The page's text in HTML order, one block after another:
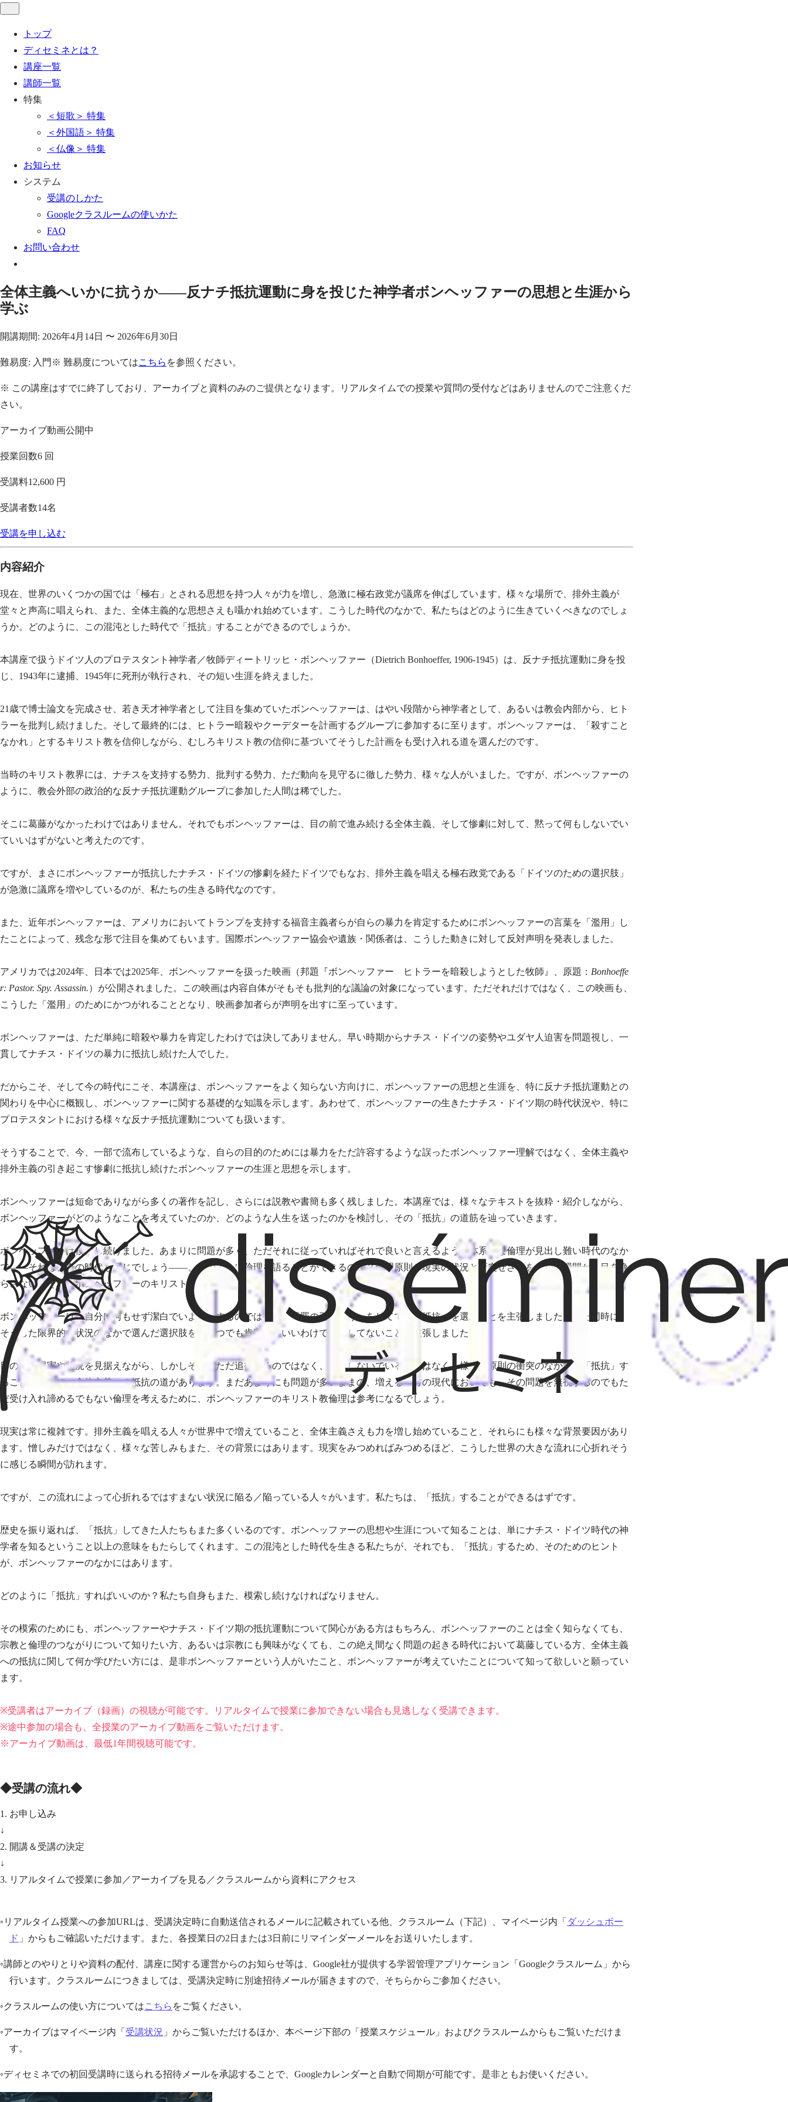
トップ
ディセミネとは？
講座一覧
講師一覧
特集
＜短歌＞ 特集
＜外国語＞ 特集
＜仏像＞ 特集
お知らせ
システム
受講のしかた
Googleクラスルームの使いかた
FAQ
お問い合わせ
全体主義へいかに抗うか——反ナチ抵抗運動に身を投じた神学者ボンヘッファーの思想と生涯から
学ぶ
開講期間: 2026年4月14日 〜 2026年6月30日
難易度: 入門 ※ 難易度についてはこちら を参照ください。
※ この講座はすでに終了しており、アーカイブと資料のみのご提供となります。リアルタイムでの授業や質問の受付などはありませんのでご注意くだ
さい。
アーカイブ動画公開中
授業回数6 回
受講料12,600 円
受講者数14名
受講を申し込む
内容紹介
現在、世界のいくつかの国では「極右」とされる思想を持つ人々が力を増し、急激に極右政党が議席を伸ばしています。様々な場所で、排外主義が
堂々と声高に唱えられ、また、全体主義的な思想さえも囁かれ始めています。こうした時代のなかで、私たちはどのように生きていくべきなのでしょ
うか。どのように、この混沌とした時代で「抵抗」することができるのでしょうか。
本講座で扱うドイツ人のプロテスタント神学者／牧師ディートリッヒ・ボンヘッファー（Dietrich Bonhoeffer, 1906-1945）は、反ナチ抵抗運動に身を投
じ、1943年に逮捕、1945年に死刑が執行され、その短い生涯を終えました。
21歳で博士論文を完成させ、若き天才神学者として注目を集めていたボンヘッファーは、はやい段階から神学者として、あるいは教会内部から、ヒト
ラーを批判し続けました。そして最終的には、ヒトラー暗殺やクーデターを計画するグループに参加するに至ります。ボンヘッファーは、「殺すこと
なかれ」とするキリスト教を信仰しながら、むしろキリスト教の信仰に基づいてそうした計画をも受け入れる道を選んだのです。
当時のキリスト教界には、ナチスを支持する勢力、批判する勢力、ただ動向を見守るに徹した勢力、様々な人がいました。ですが、ボンヘッファーの
ように、教会外部の政治的な反ナチ抵抗運動グループに参加した人間は稀でした。
そこに葛藤がなかったわけではありません。それでもボンヘッファーは、目の前で進み続ける全体主義、そして惨劇に対して、黙って何もしないでい
ていいはずがないと考えたのです。
ですが、まさにボンヘッファーが抵抗したナチス・ドイツの惨劇を経たドイツでもなお、排外主義を唱える極右政党である「ドイツのための選択肢」
が急激に議席を増やしているのが、私たちの生きる時代なのです。
また、近年ボンヘッファーは、アメリカにおいてトランプを支持する福音主義者らが自らの暴力を肯定するためにボンヘッファーの言葉を「濫用」し
たことによって、残念な形で注目を集めてもいます。国際ボンヘッファー協会や遺族・関係者は、こうした動きに対して反対声明を発表しました。
アメリカでは2024年、日本では2025年、ボンヘッファーを扱った映画（邦題『ボンヘッファー ヒトラーを暗殺しようとした牧師』、原題： Bonhoeffe
r: Pastor. Spy. Assassin.）が公開されました。この映画は内容自体がそもそも批判的な議論の対象になっています。ただそれだけではなく、この映画も、
こうした「濫用」のためにかつがれることとなり、映画参加者らが声明を出すに至っています。
ボンヘッファーは、ただ単純に暗殺や暴力を肯定したわけでは決してありません。早い時期からナチス・ドイツの姿勢やユダヤ人迫害を問題視し、一
貫してナチス・ドイツの暴力に抵抗し続けた人でした。
だからこそ、そして今の時代にこそ、本講座は、ボンヘッファーをよく知らない方向けに、ボンヘッファーの思想と生涯を、特に反ナチ抵抗運動との
関わりを中心に概観し、ボンヘッファーに関する基礎的な知識を示します。あわせて、ボンヘッファーの生きたナチス・ドイツ期の時代状況や、特に
プロテスタントにおける様々な反ナチ抵抗運動についても扱います。
そうすることで、今、一部で流布しているような、自らの目的のためには暴力をただ許容するような誤ったボンヘッファー理解ではなく、全体主義や
排外主義の引き起こす惨劇に抵抗し続けたボンヘッファーの生涯と思想を示します。
ボンヘッファーは短命でありながら多くの著作を記し、さらには説教や書簡も多く残しました。本講座では、様々なテキストを抜粋・紹介しながら、
ボンヘッファーがどのようなことを考えていたのか、どのような人生を送ったのかを検討し、その「抵抗」の道筋を辿っていきます。
ボンヘッファーは模索し続けました。あまりに問題が多く、ただそれに従っていればそれで良いと言えるような体系的な倫理が見出し難い時代のなか
で——それは、今の時代も同じでしょう——、どのように倫理を語ることができるのか？倫理原則が現実の状況と衝突せざるをえない瞬間から目を逸
らさない、それがボンヘッファーのキリスト教倫理の特色です。
ボンヘッファーは、自分は何もせず潔白でいようとするのではなく、「罪の引き受け」をしてでも「抵抗」を選ぶことを主張しました。ただ同時に、
そうした限界的な状況のなかで選んだ選択肢を、いつでも肯定していいわけでは決してないことも主張しました。
目の前の現実や状況を見据えながら、しかしそれにただ追従するのではなく、何もしないでいるのではなく、様々な原則の衝突のなかで、「抵抗」す
ること。ここに、全体主義への抵抗の道があります。まだあまりにも問題が多いままの、増える一方の現代においても、その問題を無視するのでもた
だ受け入れ諦めるでもない倫理を考えるために、ボンヘッファーのキリスト教倫理は参考になるでしょう。
現実は常に複雑です。排外主義を唱える人々が世界中で増えていること、全体主義さえも力を増し始めていること、それらにも様々な背景要因があり
ます。憎しみだけではなく、様々な苦しみもまた、その背景にはあります。現実をみつめればみつめるほど、こうした世界の大きな流れに心折れそう
に感じる瞬間が訪れます。
ですが、この流れによって心折れるではすまない状況に陥る／陥っている人々がいます。私たちは、「抵抗」することができるはずです。
歴史を振り返れば、「抵抗」してきた人たちもまた多くいるのです。ボンヘッファーの思想や生涯について知ることは、単にナチス・ドイツ時代の神
学者を知るということ以上の意味をもたらしてくれます。この混沌とした時代を生きる私たちが、それでも、「抵抗」するため、そのためのヒント
が、ボンヘッファーのなかにはあります。
どのように「抵抗」すればいいのか？私たち自身もまた、模索し続けなければなりません。
その模索のためにも、ボンヘッファーやナチス・ドイツ期の抵抗運動について関心がある方はもちろん、ボンヘッファーのことは全く知らなくても、
宗教と倫理のつながりについて知りたい方、あるいは宗教にも興味がなくても、この絶え間なく問題の起きる時代において葛藤している方、全体主義
への抵抗に関して何か学びたい方には、是非ボンヘッファーという人がいたこと、ボンヘッファーが考えていたことについて知って欲しいと願ってい
ます。
※受講者はアーカイブ（録画）の視聴が可能です。リアルタイムで授業に参加できない場合も見逃しなく受講できます。
※途中参加の場合も、全授業のアーカイブ動画をご覧いただけます。
※アーカイブ動画は、最低1年間視聴可能です。
◆受講の流れ◆
1. お申し込み
↓
2. 開講＆受講の決定
↓
3. リアルタイムで授業に参加／アーカイブを見る／クラスルームから資料にアクセス
◦リアルタイム授業への参加URLは、受講決定時に自動送信されるメールに記載されている他、クラスルーム（下記）、マイページ内「 ダッシュボー
ド 」からもご確認いただけます。また、各授業日の2日または3日前にリマインダーメールをお送りいたします。
◦講師とのやりとりや資料の配付、講座に関する運営からのお知らせ等は、Google社が提供する学習管理アプリケーション「Googleクラスルーム」から
行います。クラスルームにつきましては、受講決定時に別途招待メールが届きますので、そちらからご参加ください。
◦クラスルームの使い方についてはこちら をご覧ください。
◦アーカイブはマイページ内「 受講状況 」からご覧いただけるほか、本ページ下部の「授業スケジュール」およびクラスルームからもご覧いただけま
す。
◦ディセミネでの初回受講時に送られる招待メールを承認することで、Googleカレンダーと自動で同期が可能です。是非ともお使いください。